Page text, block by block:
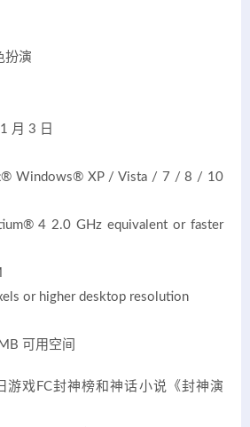
扮演
月 3 日
Windows® XP / Vista / 7 / 8 / 10
4 2.0 GHz equivalent or faster
or higher desktop resolution
可用空间
游戏FC封神榜和神话小说《封神演